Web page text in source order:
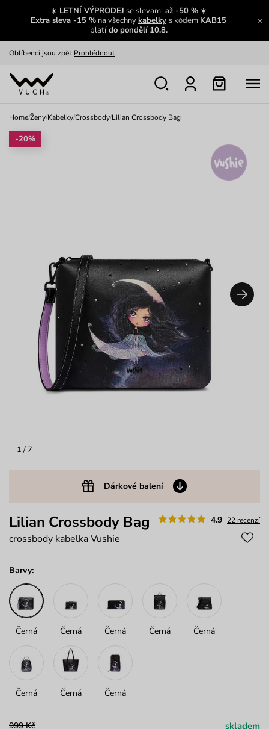
☀️ LETNÍ VÝPRODEJ se slevamiaž -50 %☀️
Extra sleva -15 % na všechnykabelky s kódem KAB15
platído pondělí 10.8.
Výměna a vrácení zdarma Zobrazit
Prohlédnout
Nech se inspirovat Ukázat
Home/Ženy/Kabelky/Crossbody/Lilian Crossbody Bag
1 / 7
Dárkové balení
-20%
4.9 22 recenzí
Lilian Crossbody Bag
crossbody kabelka Vushie
Barvy:
Černá Černá Černá Černá Černá
Černá Černá Černá
999 Kč skladem